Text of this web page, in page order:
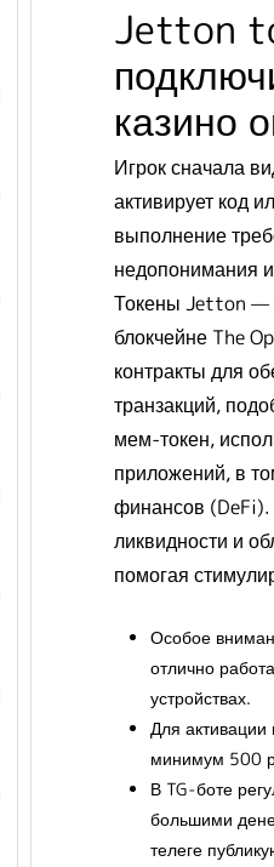
Jetton
казино
Игрок сначала
активирует код
выполнение
недопонимания
Токены Jetton —
блокчейне The
контракты для
транзакций,
мем-токен,
приложений, в
финансов (DeFi).
ликвидности и
помогая
Особое
отлично
устройствах.
Для активации
минимум 500
В TG-боте
большими
телеге